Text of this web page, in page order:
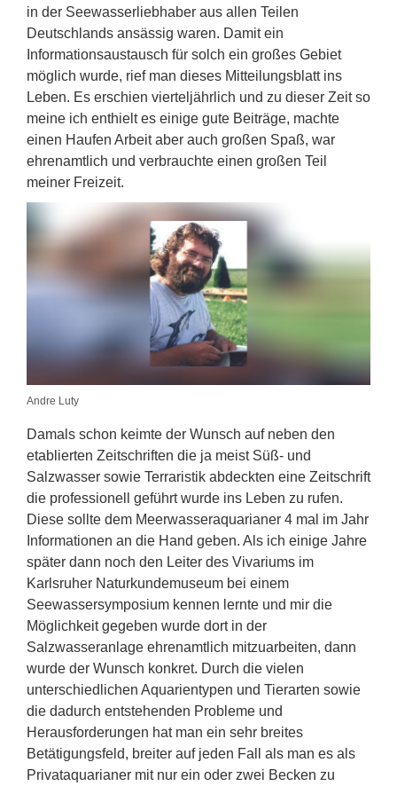
in der Seewasserliebhaber aus allen Teilen
Deutschlands ansässig waren. Damit ein
Informationsaustausch für solch ein großes Gebiet
möglich wurde, rief man dieses Mitteilungsblatt ins
Leben. Es erschien vierteljährlich und zu dieser Zeit so
meine ich enthielt es einige gute Beiträge, machte
einen Haufen Arbeit aber auch großen Spaß, war
ehrenamtlich und verbrauchte einen großen Teil
meiner Freizeit.
Andre Luty
Damals schon keimte der Wunsch auf neben den
etablierten Zeitschriften die ja meist Süß- und
Salzwasser sowie Terraristik abdeckten eine Zeitschrift
die professionell geführt wurde ins Leben zu rufen.
Diese sollte dem Meerwasseraquarianer 4 mal im Jahr
Informationen an die Hand geben. Als ich einige Jahre
später dann noch den Leiter des Vivariums im
Karlsruher Naturkundemuseum bei einem
Seewassersymposium kennen lernte und mir die
Möglichkeit gegeben wurde dort in der
Salzwasseranlage ehrenamtlich mitzuarbeiten, dann
wurde der Wunsch konkret. Durch die vielen
unterschiedlichen Aquarientypen und Tierarten sowie
die dadurch entstehenden Probleme und
Herausforderungen hat man ein sehr breites
Betätigungsfeld, breiter auf jeden Fall als man es als
Privataquarianer mit nur ein oder zwei Becken zu